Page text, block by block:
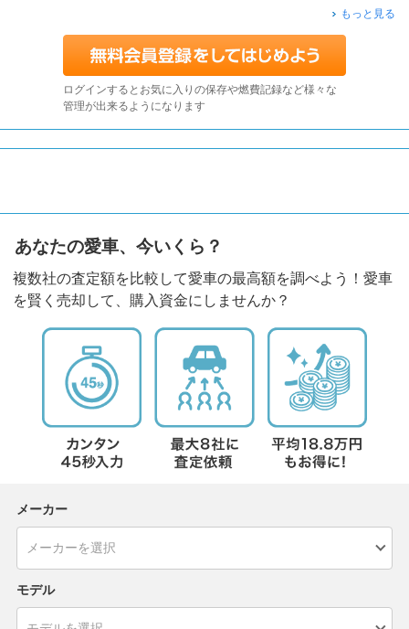
もっと見る
ログインするとお気に入りの保存や燃費記録など様々な
管理が出来るようになります
あなたの愛車、今いくら？
複数社の査定額を比較して愛車の最高額を調べよう！愛車
を賢く売却して、購入資金にしませんか？
メーカー
モデル